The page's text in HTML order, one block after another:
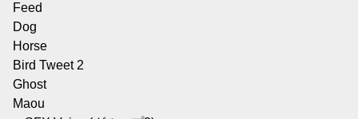
Feed
Dog
Horse
Bird Tweet 2
Ghost
Maou